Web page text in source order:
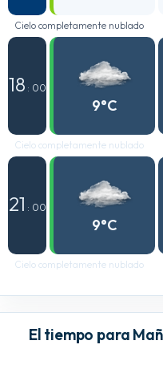
Cielo completamente nublado
18 : 00
9°C
Cielo completamente nublado
21 : 00
9°C
Cielo completamente nublado
El tiempo para